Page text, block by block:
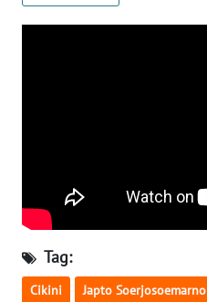
Tag:
Cikini Japto Soerjosoemarno
WN
WN
WN